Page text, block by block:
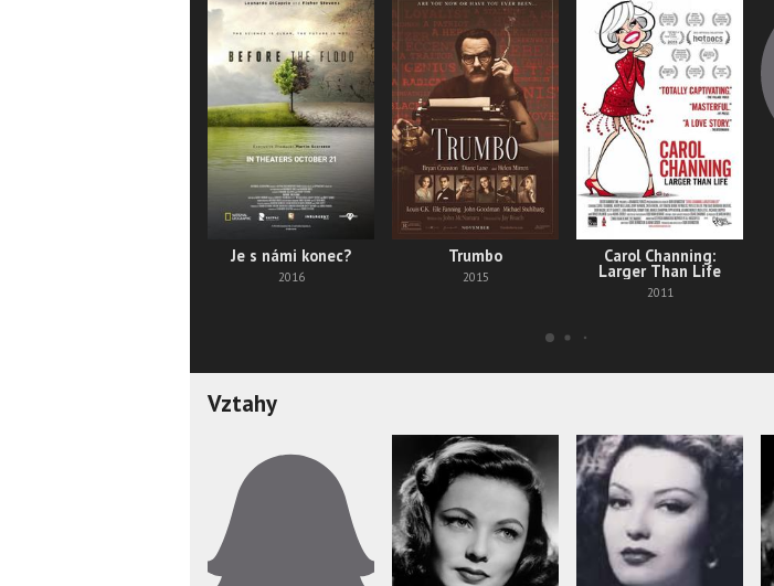
Je s námi konec?
2016
Trumbo
2015
Carol Channing:
Larger Than Life
2011
Vztahy